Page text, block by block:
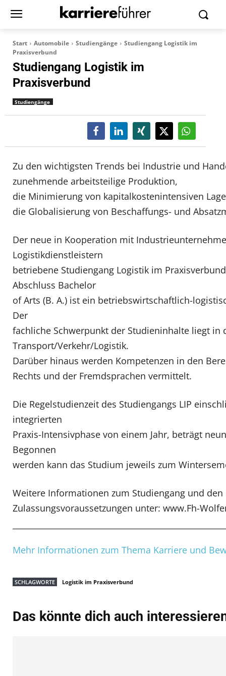
Start Automobile Studiengänge
Studiengang Logistik im
Praxisverbund
Studiengang Logistik im
Praxisverbund
Studiengänge
Zu den wichtigsten Trends bei Industrie und
zunehmende arbeitsteilige Produktion,
die Minimierung von kapitalkostenintensiven
die Globalisierung von Beschaffungs- und
Der neue in Kooperation mit
Logistikdienstleistern
betriebene Studiengang Logistik im
Abschluss Bachelor
of Arts (B. A.) ist ein betriebswirtschaftlich-
Der
fachliche Schwerpunkt der Studieninhalte liegt in
Transport/Verkehr/Logistik.
Darüber hinaus werden Kompetenzen in den
Rechts und der Fremdsprachen vermittelt.
Die Regelstudienzeit des Studiengangs LIP
integrierten
Praxis-Intensivphase von einem Jahr, beträgt
Begonnen
werden kann das Studium jeweils zum
Weitere Informationen zum Studiengang und den
Zulassungsvoraussetzungen unter: www.Fh-
Mehr Informationen zum Thema Karriere und
SCHLAGWORTE Logistik im Praxisverbund
Das könnte dich auch